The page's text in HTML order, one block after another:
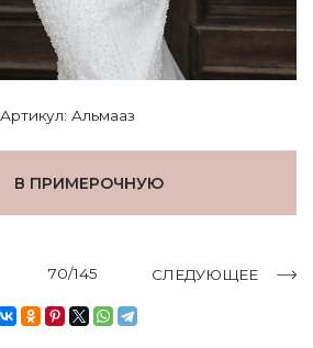
Артикул: Альмааз
В ПРИМЕРОЧНУЮ
70/145 СЛЕДУЮЩЕЕ